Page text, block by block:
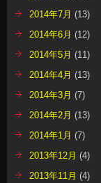
2014年7月 (13)
2014年6月 (12)
2014年5月 (11)
2014年4月 (13)
2014年3月 (7)
2014年2月 (13)
2014年1月 (7)
2013年12月 (4)
2013年11月 (4)